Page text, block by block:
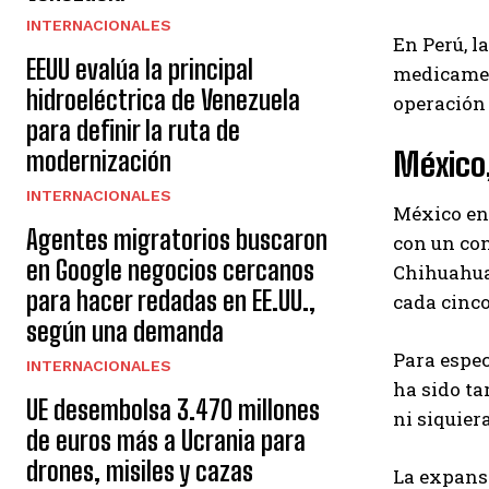
INTERNACIONALES
EEUU evalúa la principal
hidroeléctrica de Venezuela
para definir la ruta de
modernización
INTERNACIONALES
Agentes migratorios buscaron
en Google negocios cercanos
para hacer redadas en EE.UU.,
según una demanda
INTERNACIONALES
UE desembolsa 3.470 millones
de euros más a Ucrania para
drones, misiles y cazas
En Perú,
México
con un
cada
Para
ha sido
ni
La